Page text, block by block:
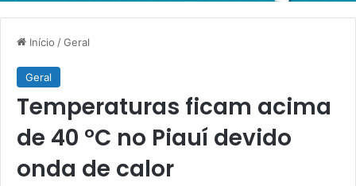
Início /Geral
Geral
Temperaturas ficam acima
de 40 °C no Piauí devido
onda de calor